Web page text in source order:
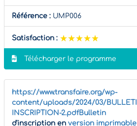
Référence : UMP006
Satisfaction : ★★★★★
★★★★★
Télécharger le programme
https://www.transfaire.org/wp-
content/uploads/2024/03/
INSCRIPTION-2.pdfBulletin
d'inscription en version imprimable